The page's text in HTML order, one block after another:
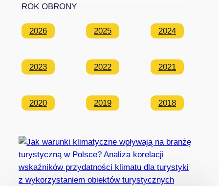
ROK OBRONY
2026 2025 2024
2023 2022 2021
2020 2019 2018